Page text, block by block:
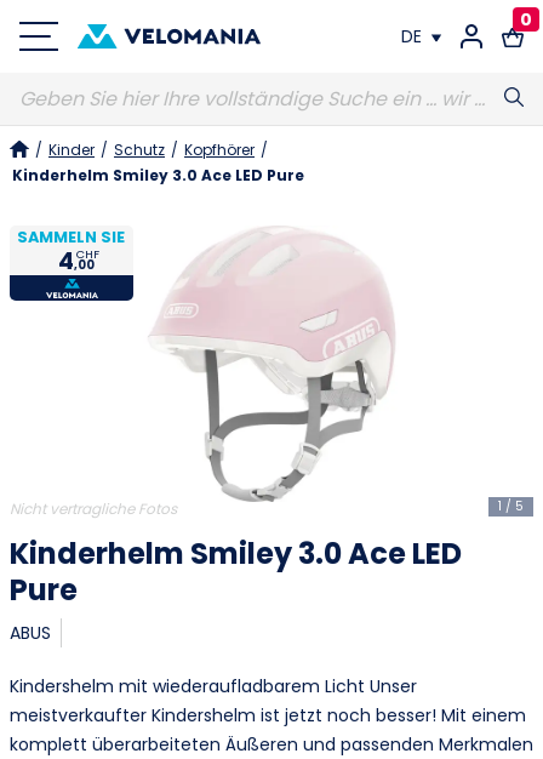
DE
FR
0
/ Kinder / Schutz / Kopfhörer /
Kinderhelm Smiley 3.0 Ace LED Pure
SAMMELN SIE
4,00
CHF
1 / 5
Nicht vertragliche Fotos
Kinderhelm Smiley 3.0 Ace LED
Pure
ABUS
Kindershelm mit wiederaufladbarem Licht Unser
meistverkaufter Kindershelm ist jetzt noch besser! Mit einem
komplett überarbeiteten Äußeren und passenden Merkmalen